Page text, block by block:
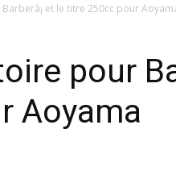
et le titre 250cc pour
pour
Aoyama